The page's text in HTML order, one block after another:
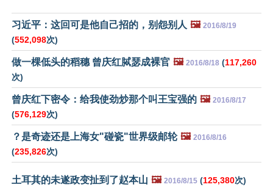
习近平：这回可是他自己招的，别怨别人 🖼️ 2016/8/19
(552,098次)
做一棵低头的稻穗 曾庆红脦瑟成裸官 🖼️ 2016/8/18 (117,260
次)
曾庆红下密令：给我使劲炒那个叫王宝强的 🖼️ 2016/8/17
(576,129次)
？是奇迹还是上海女"碰瓷"世界级邮轮 🖼️ 2016/8/16
(235,826次)
土耳其的未遂政变扯到了赵本山 🖼️ 2016/8/15 (125,380次)